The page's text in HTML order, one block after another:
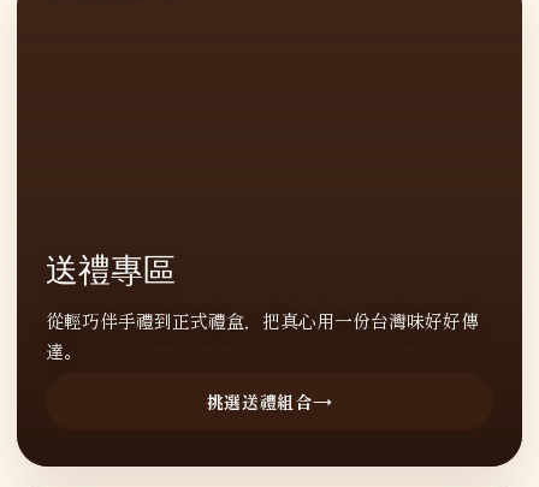
送禮專區
從輕巧伴手禮到正式禮盒，把真心用一份台灣味好好傳
達。
挑選送禮組合